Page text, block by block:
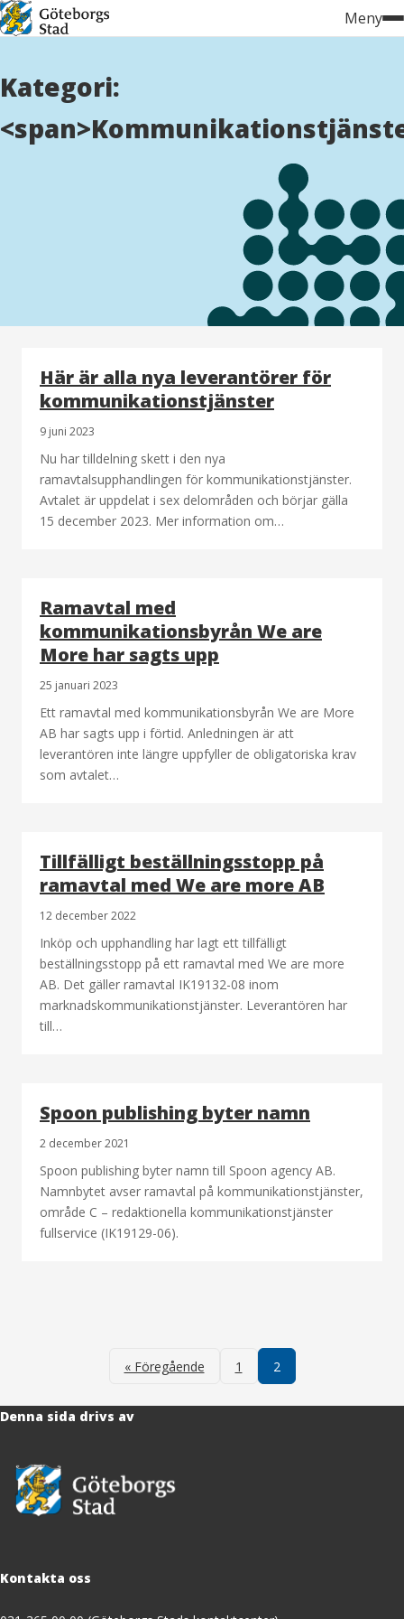
Hoppa
till
Meny
Kategori:
Här är alla nya leverantörer för
kommunikationstjänster
9 juni 2023
Nu har tilldelning skett i den nya
ramavtalsupphandlingen för kommunikationstjänster.
Avtalet är uppdelat i sex delområden och börjar gälla
15 december 2023. Mer information om…
Ramavtal med
kommunikationsbyrån We are
More har sagts upp
25 januari 2023
Ett ramavtal med kommunikationsbyrån We are More
AB har sagts upp i förtid. Anledningen är att
leverantören inte längre uppfyller de obligatoriska krav
som avtalet…
Tillfälligt beställningsstopp på
ramavtal med We are more AB
12 december 2022
Inköp och upphandling har lagt ett tillfälligt
beställningsstopp på ett ramavtal med We are more
AB. Det gäller ramavtal IK19132-08 inom
marknadskommunikationstjänster. Leverantören har
till…
Spoon publishing byter namn
2 december 2021
Spoon publishing byter namn till Spoon agency AB.
Namnbytet avser ramavtal på kommunikationstjänster,
område C – redaktionella kommunikationstjänster
fullservice (IK19129-06).
inlägg
« Föregående 1 2
Denna sida drivs av
Kontakta oss